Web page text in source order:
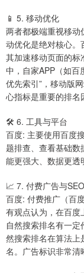
📱 5. 移动优化
两者都极端重视移动
动优化是绝对核心。
其加速移动页面的标
中，自家APP（如百
优先索引”，移动版
心指标是重要的排名
🛠 6. 工具与平台
百度: 主要使用百度
题排查、查看基础数
能更强大、数据更透
📈 7. 付费广告与
百度: 付费推广（百
有观点认为，在百度
自然搜索排名有一
然搜索排名在算法
名。广告标识非常